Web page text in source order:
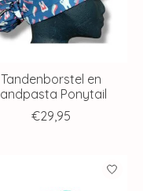
Tandenborstel en
Ponytail
€29,95